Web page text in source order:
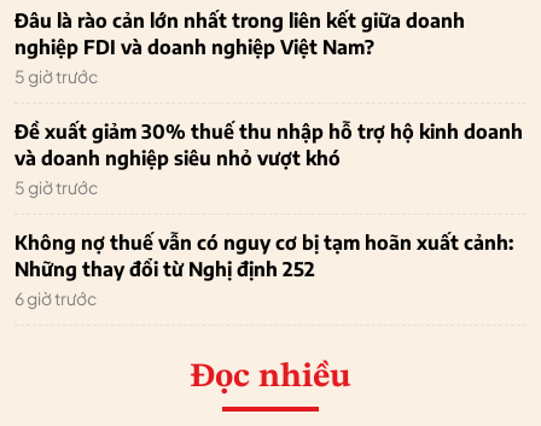
Đâu là rào cản lớn nhất trong liên kết giữa doanh
nghiệp FDI và doanh nghiệp Việt Nam?
5 giờ trước
Đề xuất giảm 30% thuế thu nhập hỗ trợ hộ kinh doanh
và doanh nghiệp siêu nhỏ vượt khó
5 giờ trước
Không nợ thuế vẫn có nguy cơ bị tạm hoãn xuất cảnh:
Những thay đổi từ Nghị định 252
6 giờ trước
Đọc nhiều